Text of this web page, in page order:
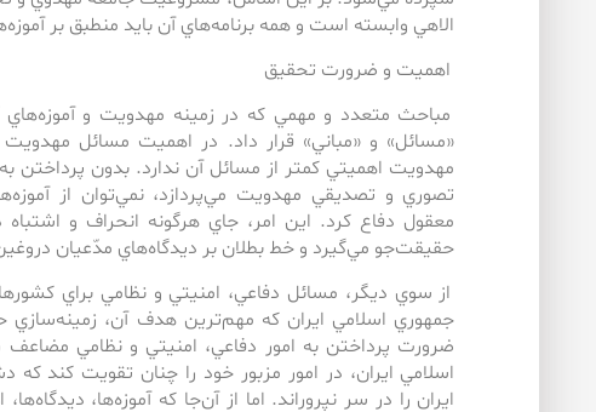
الاهي وابسته است و همه برنامه‌هاي آن بايد منطبق بر
اهميت و ضرورت تحقيق
مباحث متعدد و مهمي كه در زمينه مهدويت و
«مسائل» و «مباني» قرار داد. در اهميت مسائل
مهدويت اهميتي كم­تر از مسائل آن ندارد. بدون پرداختن
تصوري و تصديقي مهدويت مي‌پردازد، نمي‌توان از
معقول دفاع كرد. اين امر، جاي هرگونه انحراف و
حقيقت‌جو مي‌گيرد و خط بطلان بر ديدگاه‌هاي مدّعيان
از سوي ديگر، مسائل دفاعي، امنيتي و نظامي براي
ضرورت پرداختن به ‌امور دفاعي، امنيتي و نظامي
اسلامي ايران، در امور مزبور خود را چنان تقويت كند
ايران را در سر نپروراند. اما از آن‌جا ‌كه ‌آموزه‌ها،